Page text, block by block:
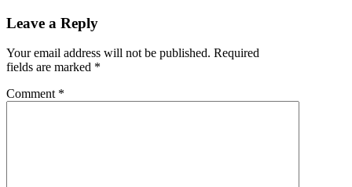
Leave a Reply
Your email address will not be published. Required
fields are marked *
Comment *